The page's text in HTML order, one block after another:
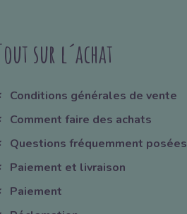
sur l´achat
Conditions générales de vente
Comment faire des achats
Questions fréquemment posées
Paiement et livraison
Paiement